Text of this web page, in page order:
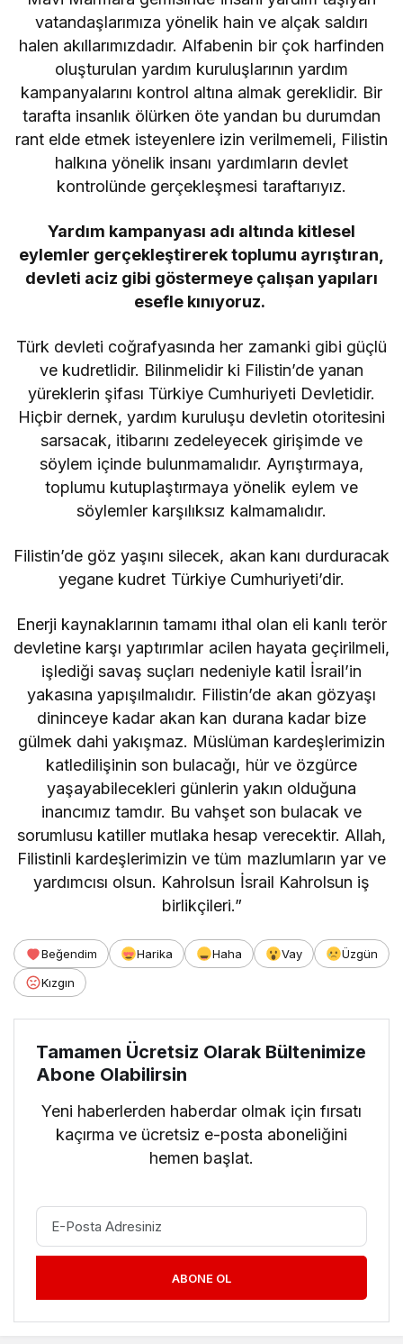
vatandaşlarımıza yönelik hain ve alçak saldırı
halen akıllarımızdadır. Alfabenin bir çok harfinden
oluşturulan yardım kuruluşlarının yardım
kampanyalarını kontrol altına almak gereklidir. Bir
tarafta insanlık ölürken öte yandan bu durumdan
rant elde etmek isteyenlere izin verilmemeli, Filistin
halkına yönelik insanı yardımların devlet
kontrolünde gerçekleşmesi taraftarıyız.
Yardım kampanyası adı altında kitlesel
eylemler gerçekleştirerek toplumu ayrıştıran,
devleti aciz gibi göstermeye çalışan yapıları
esefle kınıyoruz.
Türk devleti coğrafyasında her zamanki gibi güçlü
ve kudretlidir. Bilinmelidir ki Filistin’de yanan
yüreklerin şifası Türkiye Cumhuriyeti Devletidir.
Hiçbir dernek, yardım kuruluşu devletin otoritesini
sarsacak, itibarını zedeleyecek girişimde ve
söylem içinde bulunmamalıdır. Ayrıştırmaya,
toplumu kutuplaştırmaya yönelik eylem ve
söylemler karşılıksız kalmamalıdır.
Filistin’de göz yaşını silecek, akan kanı durduracak
yegane kudret Türkiye Cumhuriyeti’dir.
Enerji kaynaklarının tamamı ithal olan eli kanlı terör
devletine karşı yaptırımlar acilen hayata geçirilmeli,
işlediği savaş suçları nedeniyle katil İsrail’in
yakasına yapışılmalıdır. Filistin’de akan gözyaşı
dininceye kadar akan kan durana kadar bize
gülmek dahi yakışmaz. Müslüman kardeşlerimizin
katledilişinin son bulacağı, hür ve özgürce
yaşayabilecekleri günlerin yakın olduğuna
inancımız tamdır. Bu vahşet son bulacak ve
sorumlusu katiller mutlaka hesap verecektir. Allah,
Filistinli kardeşlerimizin ve tüm mazlumların yar ve
yardımcısı olsun. Kahrolsun İsrail Kahrolsun iş
birlikçileri.”
Beğendim Harika Haha Vay
Üzgün
Kızgın
Tamamen Ücretsiz Olarak Bültenimize
Abone Olabilirsin
Yeni haberlerden haberdar olmak için fırsatı
kaçırma ve ücretsiz e-posta aboneliğini
hemen başlat.
ABONE OL